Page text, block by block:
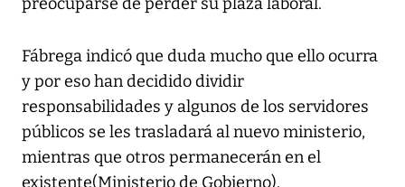
preocuparse de perder su plaza laboral.
Fábrega indicó que duda mucho que ello ocurra
y por eso han decidido dividir
responsabilidades y algunos de los servidores
públicos se les trasladará al nuevo ministerio,
mientras que otros permanecerán en el
existente(Ministerio de Gobierno).